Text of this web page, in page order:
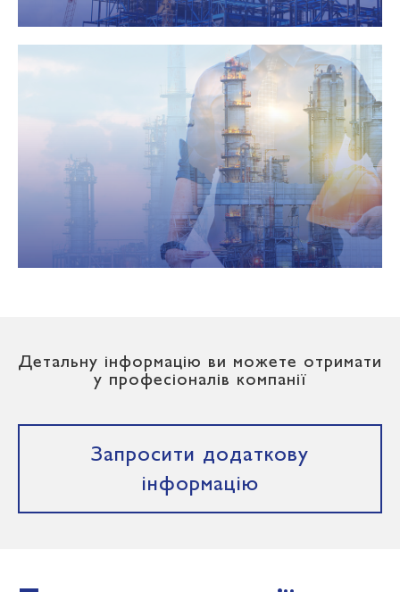
Детальну інформацію ви можете отримати
у професіоналів компанії
Запросити додаткову
інформацію